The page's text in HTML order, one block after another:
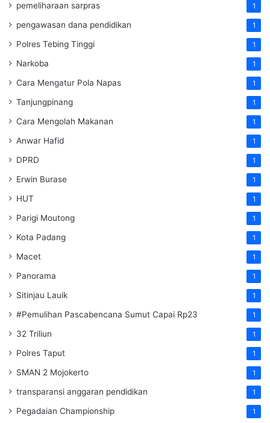
pemeliharaan sarpras 1
pengawasan dana pendidikan 1
Polres Tebing Tinggi 1
Narkoba 1
Cara Mengatur Pola Napas 1
Tanjungpinang 1
Cara Mengolah Makanan 1
Anwar Hafid 1
DPRD 1
Erwin Burase 1
HUT 1
Parigi Moutong 1
Kota Padang 1
Macet 1
Panorama 1
Sitinjau Lauik 1
#Pemulihan Pascabencana Sumut Capai Rp23 1
32 Triliun 1
Polres Taput 1
SMAN 2 Mojokerto 1
transparansi anggaran pendidikan 1
Pegadaian Championship 1